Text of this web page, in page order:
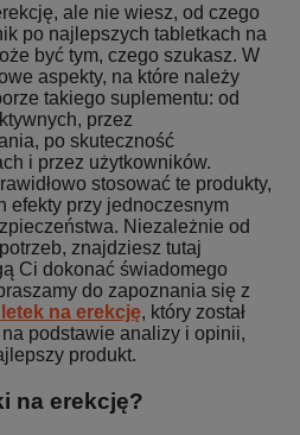
ale nie wiesz, od czego
po najlepszych tabletkach na
być tym, czego szukasz. W
aspekty, na które należy
takiego suplementu: od
przez
po skuteczność
i przez użytkowników.
stosować te produkty,
efekty przy jednoczesnym
Niezależnie od
znajdziesz tutaj
Ci dokonać świadomego
do zapoznania się z
na erekcję, który został
podstawie analizy i opinii,
produkt.
na erekcję?